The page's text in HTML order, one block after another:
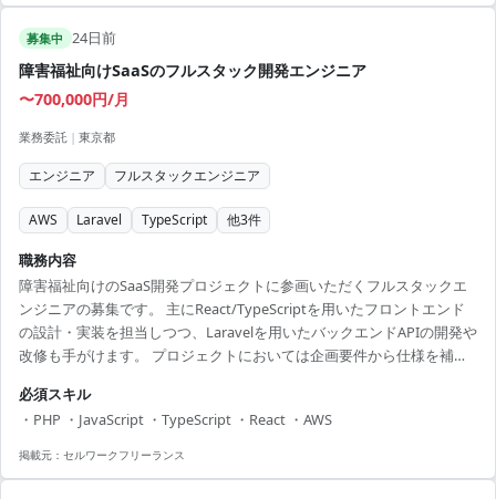
募集中 24日前
障害福祉向けSaaSのフルスタック開発エンジニア
〜700,000円/月
業務委託 | 東京都
エンジニア フルスタックエンジニア
AWS Laravel TypeScript 他3件
職務内容
障害福祉向けのSaaS開発プロジェクトに参画いただくフルスタックエ
ンジニアの募集です。 主にReact/TypeScriptを用いたフロントエンド
の設計・実装を担当しつつ、Laravelを用いたバックエンドAPIの開発や
改修も手がけます。 プロジェクトにおいては企画要件から仕様を補完
術的負債の解消にも貢献いただきます。 また、AIツールを活用した開
発効率化の推進も期待されています。 主導的かつ自律的にプロジェク
トを進める能力が求められ、現場の技術レベルは高く、常に最新の技
必須スキル
・PHP ・JavaScript ・TypeScript ・React ・AWS
掲載元： セルワークフリーランス